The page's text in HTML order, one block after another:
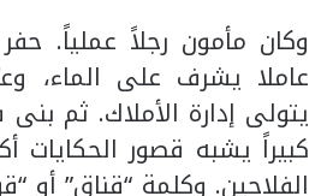
وكان مأمون رجلاً عملياً.
عاملا يشرف على الماء،
يتولى إدارة الأملاك. ثم
كبيراً يشبه قصور الحكايات